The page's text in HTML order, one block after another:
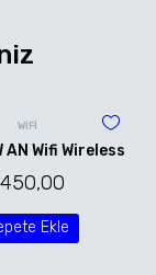
WİFİ
AN Wifi Wireless
450,00
Ekle